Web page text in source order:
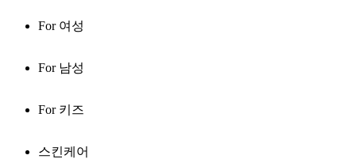
For 여성
For 남성
For 키즈
스킨케어